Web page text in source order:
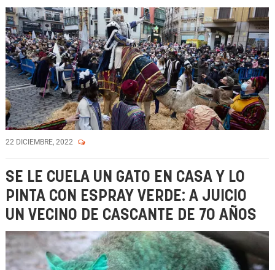
22 DICIEMBRE, 2022
SE LE CUELA UN GATO EN CASA Y LO
PINTA CON ESPRAY VERDE: A JUICIO
UN VECINO DE CASCANTE DE 70 AÑOS